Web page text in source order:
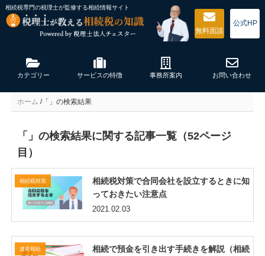
相続税専門の税理士が監修する相続情報サイト
無料面談
公式HP
カテゴリー サービスの特徴 事務所案内 お問い合わせ
ホーム /「」の検索結果
「」の検索結果に関する記事一覧（52ページ
目）
相続税対策
2021.02.03
相続税対策で合同会社を設立するときに知
っておきたい注意点
遺産相続
相続で預金を引き出す手続きを解説（相続